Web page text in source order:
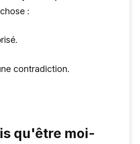
:
contradiction.
qu'être moi-